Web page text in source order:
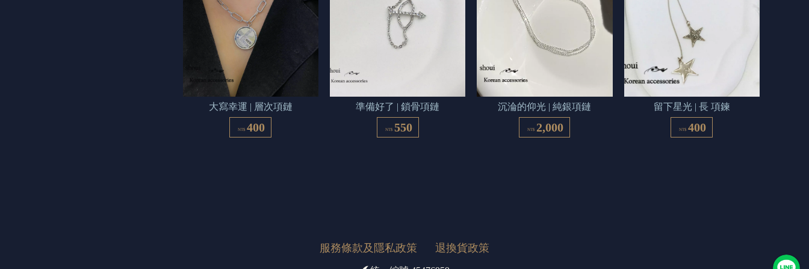
NT$ 400
大寫幸運 | 層次項鏈
NT$ 550
準備好了 | 鎖骨項鏈
NT$ 2,000
沉淪的仰光 | 純銀項鏈
NT$ 400
留下星光 | 長 項鍊
服務條款及隱私政策 退換貨政策